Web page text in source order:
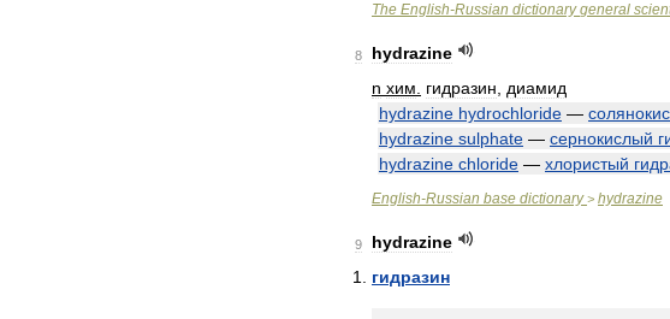
The English-Russian dictionary general
8
hydrazine
n хим. гидразин, диамид
hydrazine hydrochloride —
hydrazine sulphate — сернокислый
hydrazine chloride — хлористый
English-Russian base dictionary > hydrazine
9
hydrazine
гидразин